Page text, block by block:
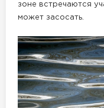
зоне встречаются
может засосать.